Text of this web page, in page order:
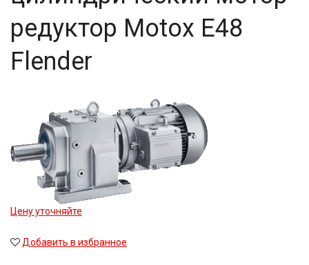
редуктор Motox E48
Flender
Цену уточняйте
Добавить в избранное